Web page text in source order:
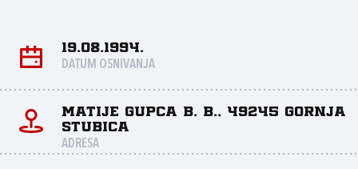
19.08.1994.
DATUM OSNIVANJA
Matije Gupca b. b., 49245 Gornja
Stubica
ADRESA